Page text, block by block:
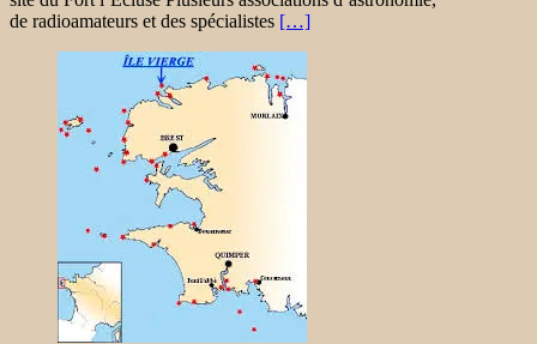
de radioamateurs et des spécialistes […]